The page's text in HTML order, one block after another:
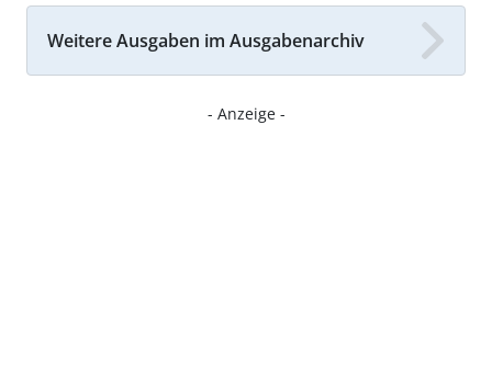
Weitere Ausgaben im Ausgabenarchiv
- Anzeige -